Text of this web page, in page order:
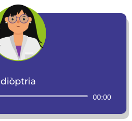
diòptria
Reproductor
00:00